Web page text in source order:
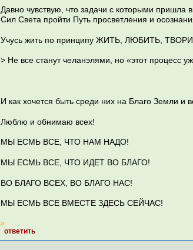
Давно чувствую, что задачи с которыми
Сил Света пройти Путь просветления и
Учусь жить по принципу ЖИТЬ, ЛЮБИТЬ,
> Не все станут челанэлями, но «этот процесс
И как хочется быть среди них на Благо Земли и
Люблю и обнимаю всех!
МЫ ЕСМЬ ВСЕ, ЧТО НАМ НАДО!
МЫ ЕСМЬ ВСЕ, ЧТО ИДЕТ ВО БЛАГО!
ВО БЛАГО ВСЕХ, ВО БЛАГО НАС!
МЫ ЕСМЬ ВСЕ ВМЕСТЕ ЗДЕСЬ СЕЙЧАС!
»
ответить